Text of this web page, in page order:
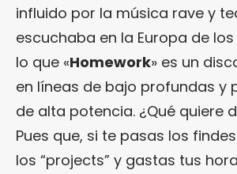
influido por la música rave y
escuchaba en la Europa de
lo que «Homework» es un
en líneas de bajo profundas y
de alta potencia. ¿Qué quiere
Pues que, si te pasas los
los “projects” y gastas tus